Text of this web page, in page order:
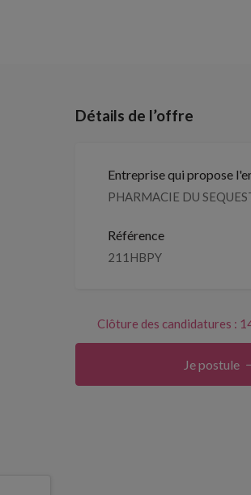
Détails de l’offre
Entreprise qui propose
PHARMACIE DU
Référence
211HBPY
Clôture des candidatures :
Je postule